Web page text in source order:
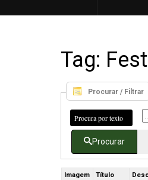
Tag:
Procurar / Filtrar
Procura por texto
Procurar
Imagem Título